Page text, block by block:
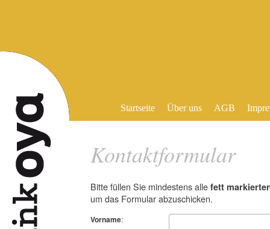
Startseite Über uns AGB
Kontaktformular
Bitte füllen Sie mindestens alle fett
um das Formular abzuschicken.
Vorname: